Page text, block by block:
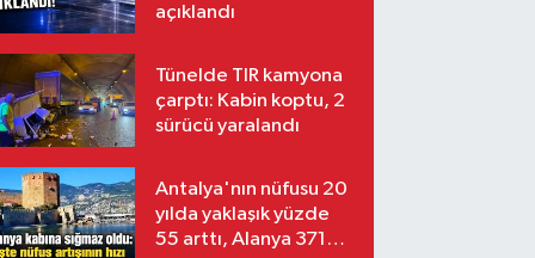
açıklandı
Tünelde TIR kamyona
çarptı: Kabin koptu, 2
sürücü yaralandı
Antalya'nın nüfusu 20
yılda yaklaşık yüzde
55 arttı, Alanya 371